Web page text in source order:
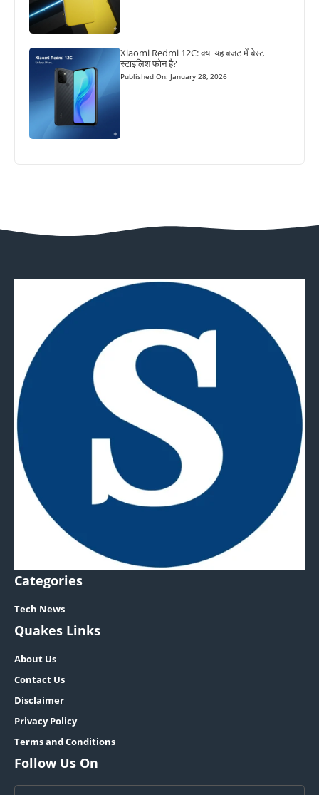
Xiaomi Redmi 12C: क्या यह बजट में बेस्ट
स्टाइलिश फोन है?
Published On: January 28, 2026
Categories
Tech News
Quakes Links
About Us
Contact Us
Disclaimer
Privacy Policy
Terms and Conditions
Follow Us On